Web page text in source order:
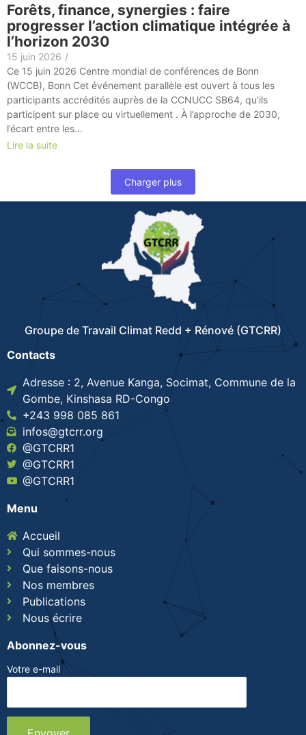
Forêts, finance, synergies : faire
progresser l’action climatique intégrée à
l’horizon 2030
15 juin 2026 /
Ce 15 juin 2026 Centre mondial de conférences de Bonn
(WCCB), Bonn Cet événement parallèle est ouvert à tous les
participants accrédités auprès de la CCNUCC SB64, qu’ils
participent sur place ou virtuellement . À l’approche de 2030,
l’écart entre les...
Lire la suite
Charger plus
Groupe de Travail Climat Redd + Rénové (GTCRR)
Contacts
Adresse : 2, Avenue Kanga, Socimat, Commune de la
Gombe, Kinshasa RD-Congo
+243 998 085 861
infos@gtcrr.org
@GTCRR1
@GTCRR1
@GTCRR1
Menu
Accueil
Qui sommes-nous
Que faisons-nous
Nos membres
Publications
Nous écrire
Abonnez-vous
Votre e-mail